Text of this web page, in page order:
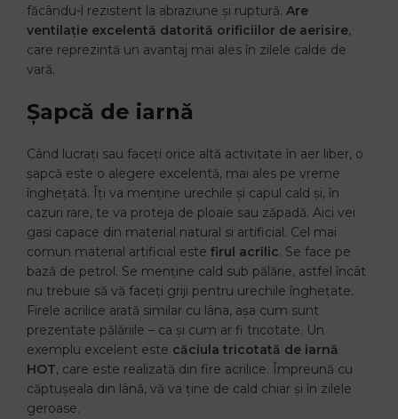
făcându-l rezistent la abraziune și ruptură. Are
ventilație excelentă datorită orificiilor de aerisire,
care reprezintă un avantaj mai ales în zilele calde de
vară.
Șapcă de iarnă
Când lucrați sau faceți orice altă activitate în aer liber, o
șapcă este o alegere excelentă, mai ales pe vreme
înghețată. Îți va menține urechile și capul cald și, în
cazuri rare, te va proteja de ploaie sau zăpadă. Aici vei
gasi capace din material natural si artificial. Cel mai
comun material artificial este firul acrilic. Se face pe
bază de petrol. Se menține cald sub pălărie, astfel încât
nu trebuie să vă faceți griji pentru urechile înghețate.
Firele acrilice arată similar cu lâna, așa cum sunt
prezentate pălăriile – ca și cum ar fi tricotate. Un
exemplu excelent este căciula tricotată de iarnă
HOT, care este realizată din fire acrilice. Împreună cu
căptușeala din lână, vă va ține de cald chiar și în zilele
geroase.